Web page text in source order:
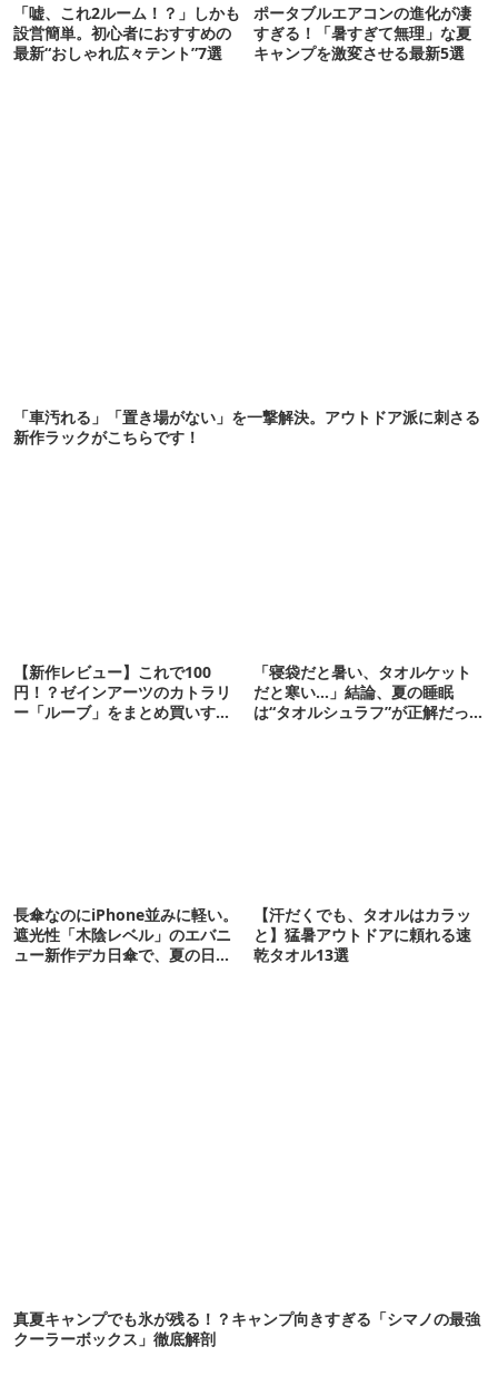
「嘘、これ2ルーム！？」しかも
設営簡単。初心者におすすめの
最新“おしゃれ広々テント”7選
ポータブルエアコンの進化が凄
すぎる！「暑すぎて無理」な夏
キャンプを激変させる最新5選
「車汚れる」「置き場がない」を一撃解決。アウトドア派に刺さる
新作ラックがこちらです！
【新作レビュー】これで100
円！？ゼインアーツのカトラリ
ー「ルーブ」をまとめ買いすべ
「寝袋だと暑い、タオルケット
だと寒い…」結論、夏の睡眠
は“タオルシュラフ”が正解だっ
長傘なのにiPhone並みに軽い。
遮光性「木陰レベル」のエバニ
ュー新作デカ日傘で、夏の日焼
【汗だくでも、タオルはカラッ
と】猛暑アウトドアに頼れる速
乾タオル13選
真夏キャンプでも氷が残る！？キャンプ向きすぎる「シマノの最強
クーラーボックス」徹底解剖